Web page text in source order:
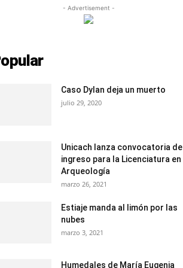
- Advertisement -
Caso Dylan deja un muerto
julio 29, 2020
Unicach lanza convocatoria de
ingreso para la Licenciatura en
Arqueología
marzo 26, 2021
Estiaje manda al limón por las
nubes
marzo 3, 2021
Humedales de María Eugenia